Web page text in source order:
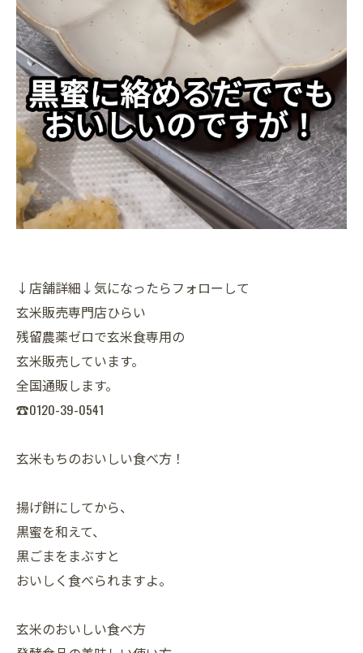
↓店舗詳細↓気になったらフォローして
玄米販売専門店ひらい
残留農薬ゼロで玄米食専用の
玄米販売しています。
全国通販します。
☎0120-39-0541
玄米もちのおいしい食べ方！
揚げ餅にしてから、
黒蜜を和えて、
黒ごまをまぶすと
おいしく食べられますよ。
玄米のおいしい食べ方